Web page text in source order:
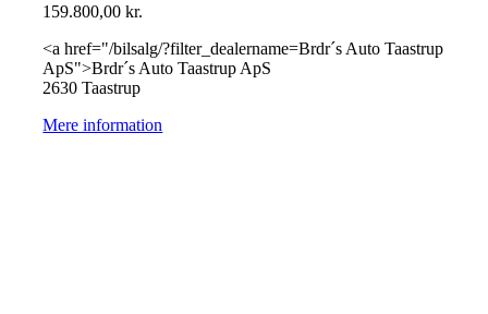
159.800,00kr.
<a href="/bilsalg/?filter_dealername=Brdr´s Auto Taastrup
ApS">Brdr´s Auto Taastrup ApS
2630 Taastrup
Mere information